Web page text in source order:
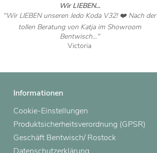
Wir LIEBEN...
"Wir LIEBEN unseren Jedo Koda V32! ❤️ Nach der
tollen Beratung von Katja im Showroom
Bentwisch..."
Victoria
Informationen
Cookie-Einstellungen
Produktsicherheitsverordnung (GPSR)
Geschäft Bentwisch/ Rostock
Datenschutzerklärung